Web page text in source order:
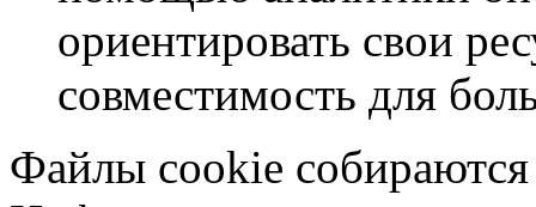
ориентировать свои
совместимость для
Файлы cookie